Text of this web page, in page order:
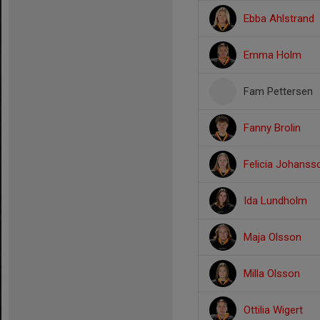
Ebba Ahlstrand
Emma Holm
Fam Pettersen
Fanny Brolin
Felicia
Ida Lundholm
Maja Olsson
Milla Olsson
Ottilia Wigert